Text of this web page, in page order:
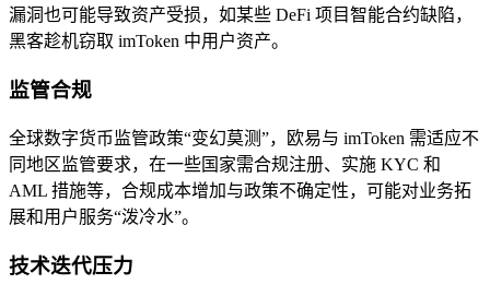
漏洞也可能导致资产受损，如某些 DeFi 项目智能合约缺陷，
黑客趁机窃取 imToken 中用户资产。
监管合规
全球数字货币监管政策“变幻莫测”，欧易与 imToken 需适应不
同地区监管要求，在一些国家需合规注册、实施 KYC 和
AML 措施等，合规成本增加与政策不确定性，可能对业务拓
展和用户服务“泼冷水”。
技术迭代压力